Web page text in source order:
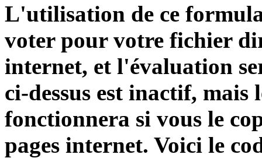
L'utilisation de ce
voter pour votre fichier
internet, et l'évaluation
ci-dessus est inactif, mais
fonctionnera si vous le
pages internet. Voici le